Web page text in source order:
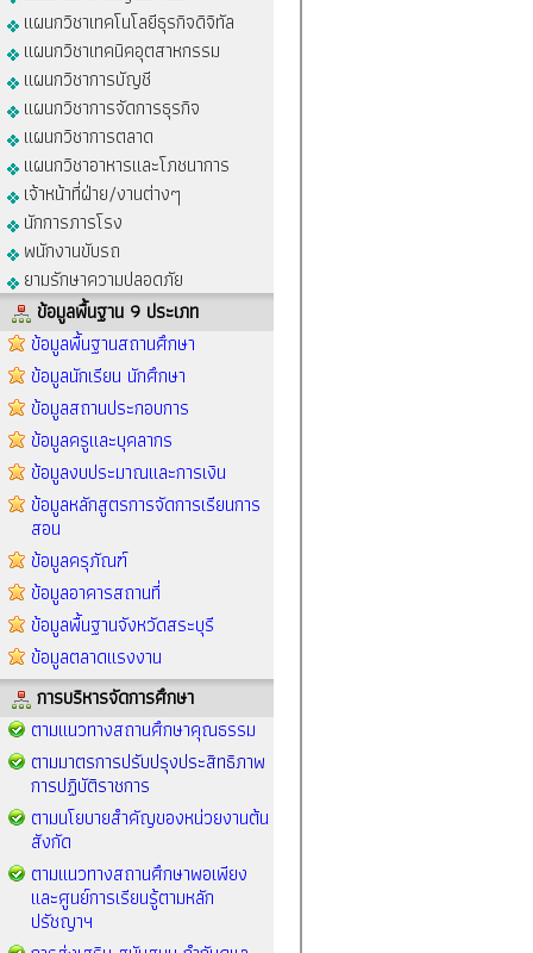
แผนกวิชาเทคโนโลยีธุรกิจดิจิทัล
แผนกวิชาเทคนิคอุตสาหกรรม
แผนกวิชาการบัญชี
แผนกวิชาการจัดการธุรกิจ
แผนกวิชาการตลาด
แผนกวิชาอาหารและโภชนาการ
เจ้าหน้าที่ฝ่าย/งานต่างๆ
นักการภารโรง
พนักงานขับรถ
ยามรักษาความปลอดภัย
ข้อมูลพื้นฐาน 9 ประเภท
ข้อมูลพื้นฐานสถานศึกษา
ข้อมูลนักเรียน นักศึกษา
ข้อมูลสถานประกอบการ
ข้อมูลครูและบุคลากร
ข้อมูลงบประมาณและการเงิน
ข้อมูลหลักสูตรการจัดการเรียนการ
สอน
ข้อมูลครุภัณฑ์
ข้อมูลอาคารสถานที่
ข้อมูลพื้นฐานจังหวัดสระบุรี
ข้อมูลตลาดแรงงาน
การบริหารจัดการศึกษา
ตามแนวทางสถานศึกษาคุณธรรม
ตามมาตรการปรับปรุงประสิทธิภาพ
การปฏิบัติราชการ
ตามนโยบายสำคัญของหน่วยงานต้น
สังกัด
ตามแนวทางสถานศึกษาพอเพียง
และศูนย์การเรียนรู้ตามหลัก
ปรัชญาฯ